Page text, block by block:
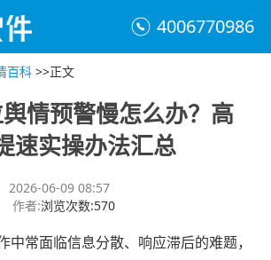
4006770986
百科 >>正文
情预警慢怎么办？高
速实操办法汇总
2026-06-09 08:57
作者:浏览次数:570
中常面临信息分散、响应滞后的难题，